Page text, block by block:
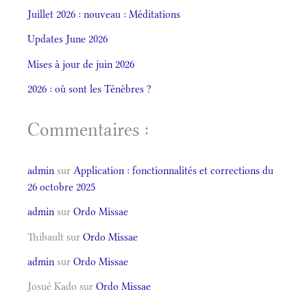
Juillet 2026 : nouveau : Méditations
Updates June 2026
Mises à jour de juin 2026
2026 : où sont les Ténèbres ?
Commentaires :
admin sur Application : fonctionnalités et corrections du
26 octobre 2025
admin sur Ordo Missae
Thibault sur Ordo Missae
admin sur Ordo Missae
Josué Kado sur Ordo Missae